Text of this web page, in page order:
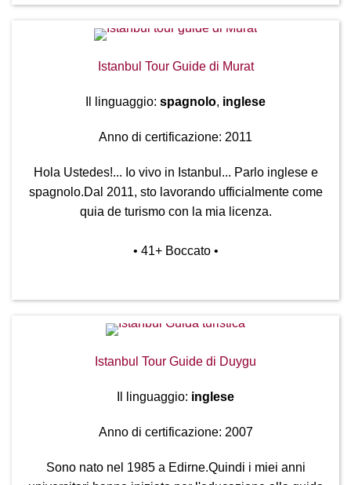
Istanbul Tour Guide di Murat
Il linguaggio: spagnolo, inglese
Anno di certificazione: 2011
Hola Ustedes!... Io vivo in Istanbul... Parlo inglese e
spagnolo.Dal 2011, sto lavorando ufficialmente come
quia de turismo con la mia licenza.
• 41+ Boccato •
Istanbul Tour Guide di Duygu
Il linguaggio: inglese
Anno di certificazione: 2007
Sono nato nel 1985 a Edirne.Quindi i miei anni